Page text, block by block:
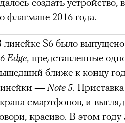
флагмане 2016 года.
линейке S6 было
Edge, представленные
ближе к концу
— Note 5.
смартфонов, и
красиво. В этом году
меняет
с новой
Подписывайтесь на